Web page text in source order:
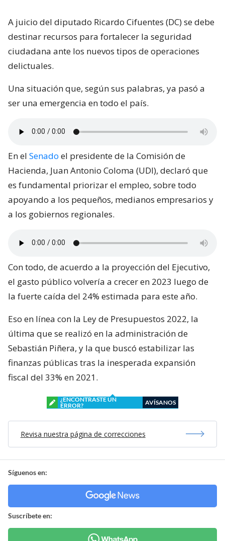
A juicio del diputado Ricardo Cifuentes (DC) se debe
destinar recursos para fortalecer la seguridad
ciudadana ante los nuevos tipos de operaciones
delictuales.
Una situación que, según sus palabras, ya pasó a
ser una emergencia en todo el país.
En el Senado el presidente de la Comisión de
Hacienda, Juan Antonio Coloma (UDI), declaró que
es fundamental priorizar el empleo, sobre todo
apoyando a los pequeños, medianos empresarios y
a los gobiernos regionales.
Con todo, de acuerdo a la proyección del Ejecutivo,
el gasto público volvería a crecer en 2023 luego de
la fuerte caída del 24% estimada para este año.
Eso en línea con la Ley de Presupuestos 2022, la
última que se realizó en la administración de
Sebastián Piñera, y la que buscó estabilizar las
finanzas públicas tras la inesperada expansión
fiscal del 33% en 2021.
¿ENCONTRASTE UN
ERROR?
AVÍSANOS
Revisa nuestra página de correcciones
Síguenos en:
Suscríbete en: